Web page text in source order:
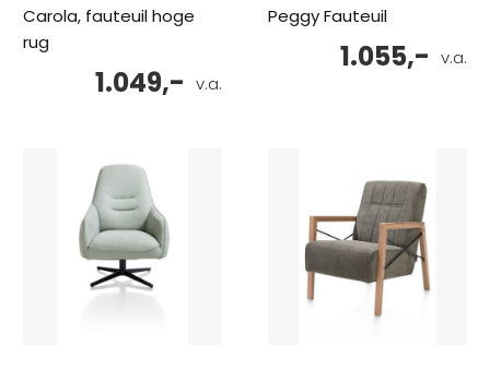
Carola, fauteuil hoge
rug
v.a.
1.049,-
Peggy Fauteuil
v.a.
1.055,-